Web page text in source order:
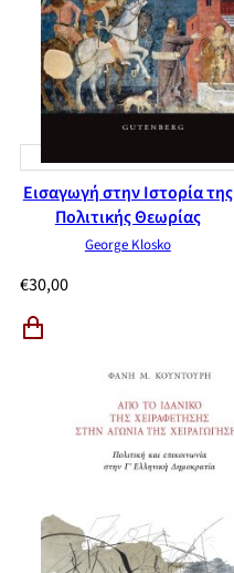
Εισαγωγή στην Ιστορία της
Πολιτικής Θεωρίας
George Klosko
€30,00